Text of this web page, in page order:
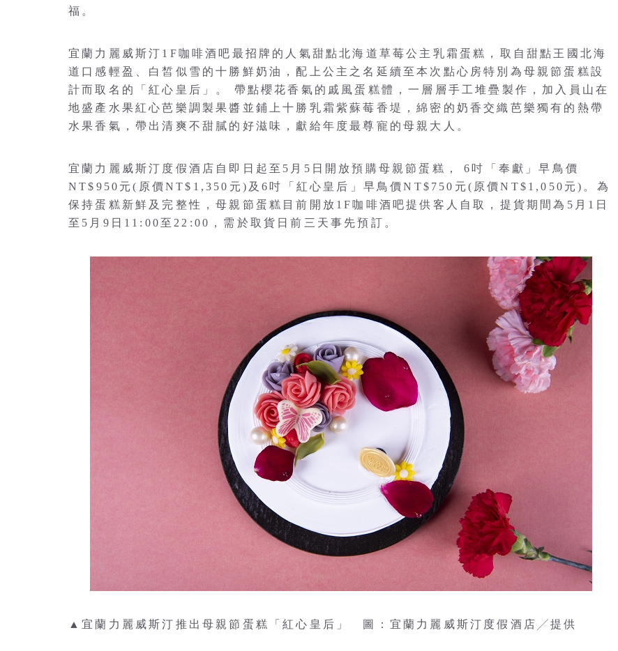
福。
宜蘭力麗威斯汀1F咖啡酒吧最招牌的人氣甜點北海道草莓公主乳霜蛋糕，取自甜點王國北海
道口感輕盈、白皙似雪的十勝鮮奶油，配上公主之名延續至本次點心房特別為母親節蛋糕設
計而取名的「紅心皇后」。 帶點櫻花香氣的戚風蛋糕體，一層層手工堆疊製作，加入員山在
地盛產水果紅心芭樂調製果醬並鋪上十勝乳霜紫蘇莓香堤，綿密的奶香交織芭樂獨有的熱帶
水果香氣，帶出清爽不甜膩的好滋味，獻給年度最尊寵的母親大人。
宜蘭力麗威斯汀度假酒店自即日起至5月5日開放預購母親節蛋糕， 6吋「奉獻」早鳥價
NT$950元(原價NT$1,350元)及6吋「紅心皇后」早鳥價NT$750元(原價NT$1,050元)。為
保持蛋糕新鮮及完整性，母親節蛋糕目前開放1F咖啡酒吧提供客人自取，提貨期間為5月1日
至5月9日11:00至22:00，需於取貨日前三天事先預訂。
▲宜蘭力麗威斯汀推出母親節蛋糕「紅心皇后」 圖：宜蘭力麗威斯汀度假酒店╱提供